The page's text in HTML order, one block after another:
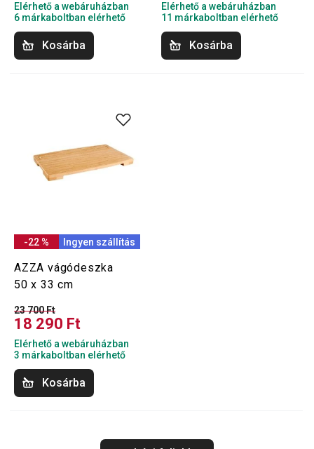
Elérhető a webáruházban
6 márkaboltban elérhető
Kosárba
Elérhető a webáruházban
11 márkaboltban elérhető
Kosárba
-22 % Ingyen szállítás
AZZA vágódeszka
50 x 33 cm
23 700 Ft
18 290 Ft
Elérhető a webáruházban
3 márkaboltban elérhető
Kosárba